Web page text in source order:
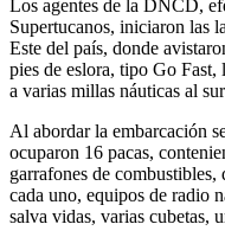
Los agentes de la DNCD,
Supertucanos, iniciaron las
Este del país, donde
pies de eslora, tipo Go Fast,
a varias millas náuticas al
Al abordar la embarcación
ocuparon 16 pacas,
garrafones de
cada uno, equipos de radio
salva vidas, varias cubetas,